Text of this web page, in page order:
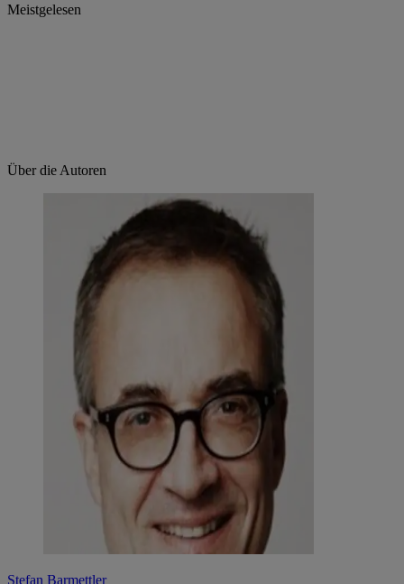
Meistgelesen
Über die Autoren
Stefan Barmettler